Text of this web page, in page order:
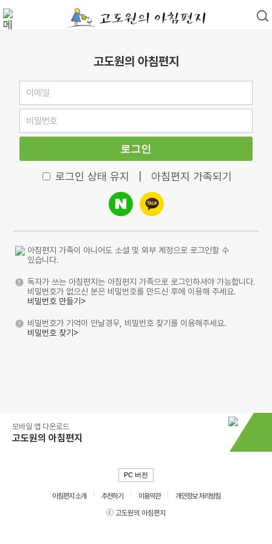
고도원의 아침편지
로그인
로그인 상태 유지 아침편지 가족되기
아침편지 가족이 아니어도 소셜 및 외부 계정으로 로그인할 수
있습니다.
독자가 쓰는 아침편지는 아침편지 가족으로 로그인하셔야 가능합니다.
비밀번호가 없으신 분은 비밀번호를 만드신 후에 이용해 주세요.
비밀번호 만들기>
비밀번호가 기억이 안날경우, 비밀번호 찾기를 이용해주세요.
비밀번호 찾기>
모바일 앱 다운로드
고도원의 아침편지
PC 버전
아침편지 소개 추천하기 이용약관
개인정보 처리방침
ⓒ 고도원의 아침편지